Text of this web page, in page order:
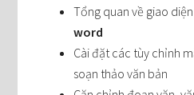
Tổng quan về giao
word
Cài đặt các tùy chỉnh
soạn thảo văn bản